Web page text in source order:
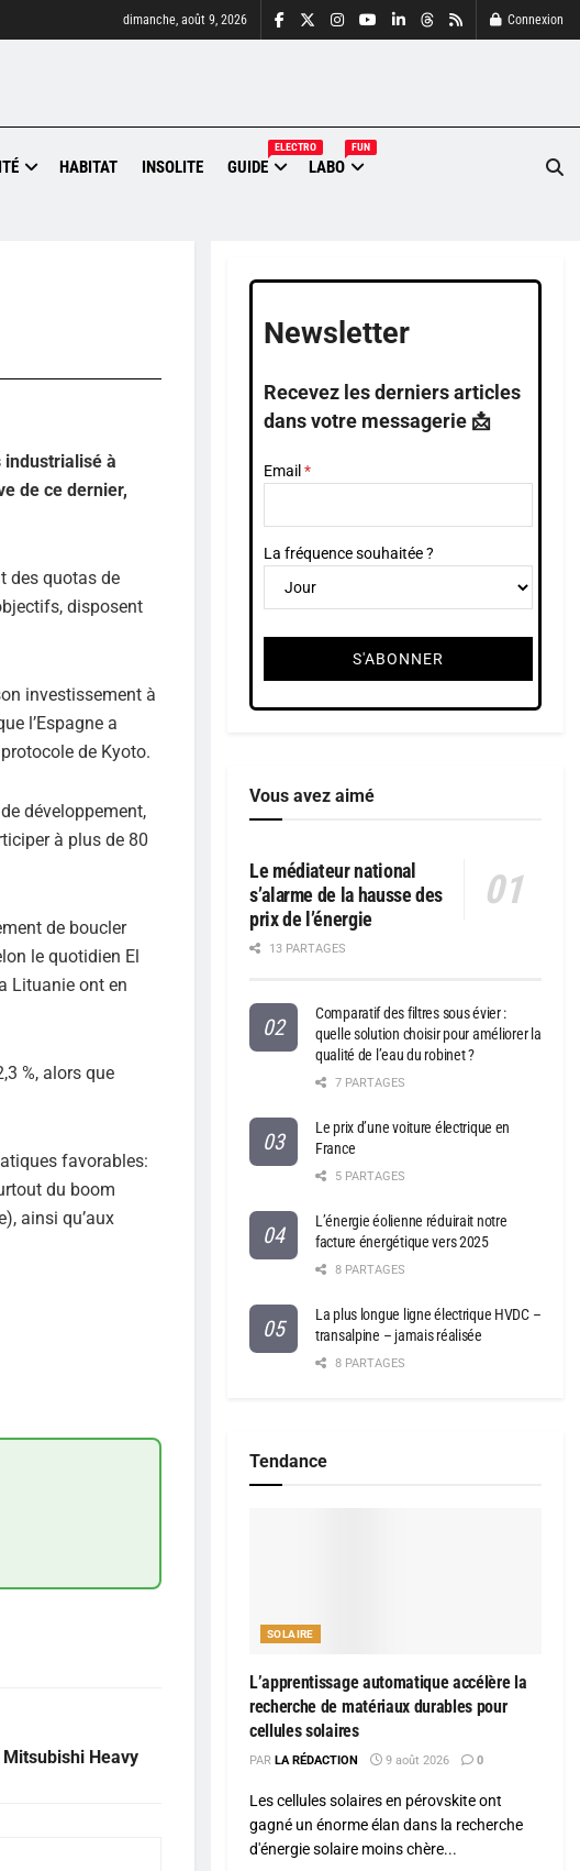
dimanche, août 9, 2026 Connexion
HABITAT INSOLITE GUIDE
ELECTRO
LABO
FUN
industrialisé à
de ce dernier,
des quotas de
disposent
investissement à
l’Espagne a
de Kyoto.
développement,
à plus de 80
de boucler
le quotidien El
Lituanie ont en
%, alors que
favorables:
du boom
ainsi qu’aux
Heavy
Newsletter
Recevez les derniers articles
dans votre messagerie 📩
Email
La fréquence souhaitée ?
Vous avez aimé
Le médiateur national
s’alarme de la hausse des
prix de l’énergie
13 PARTAGES
Comparatif des filtres sous évier :
quelle solution choisir pour améliorer la
qualité de l’eau du robinet ?
7 PARTAGES
Le prix d’une voiture électrique en
France
5 PARTAGES
L’énergie éolienne réduirait notre
facture énergétique vers 2025
8 PARTAGES
La plus longue ligne électrique HVDC –
transalpine – jamais réalisée
8 PARTAGES
Tendance
SOLAIRE
L’apprentissage automatique accélère la
recherche de matériaux durables pour
cellules solaires
PAR LA RÉDACTION 9 août 2026 0
Les cellules solaires en pérovskite ont
gagné un énorme élan dans la recherche
d'énergie solaire moins chère...